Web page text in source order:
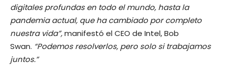
digitales profundas en todo el mundo, hasta la
pandemia actual, que ha cambiado por completo
nuestra vida”,manifestó el CEO de Intel, Bob
Swan. “Podemos resolverlos, pero solo si trabajamos
juntos.”